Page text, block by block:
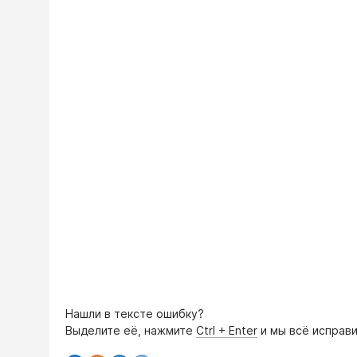
Нашли в тексте ошибку?
Выделите её, нажмите Ctrl + Enter и мы всё